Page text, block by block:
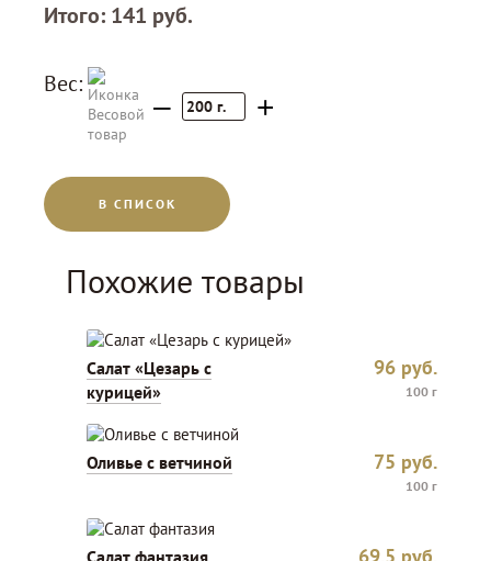
Итого: 141 руб.
Вес:
– 200 г. +
В СПИСОК
Похожие товары
Салат «Цезарь с
курицей»
96 руб.
100 г
Оливье с ветчиной 75 руб.
100 г
Салат фантазия